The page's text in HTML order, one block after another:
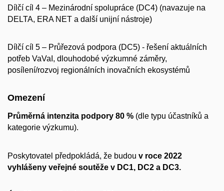
Dílčí cíl 4 – Mezinárodní spolupráce (DC4) (navazuje na
DELTA, ERA NET a další unijní nástroje)
Dílčí cíl 5 – Průřezová podpora (DC5) - řešení aktuálních
potřeb VaVaI, dlouhodobé výzkumné záměry,
posílení/rozvoj regionálních inovačních ekosystémů
Omezení
Průměrná intenzita podpory 80 % (dle typu účastníků a
kategorie výzkumu).
Poskytovatel předpokládá, že budou v roce 2022
vyhlášeny veřejné soutěže v DC1, DC2 a DC3.